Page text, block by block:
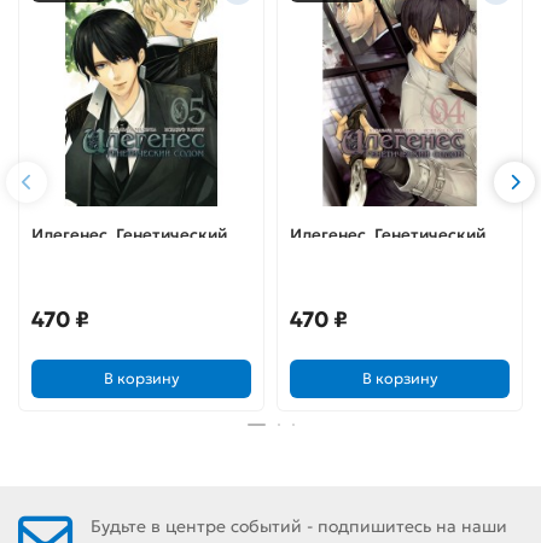
Илегенес. Генетический
470 ₽
В корзину
Илегенес. Генетический
470 ₽
В корзину
Будьте в центре событий - подпишитесь на наши